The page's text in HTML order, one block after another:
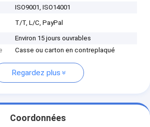
ISO9001, ISO14001
T/T, L/C, PayPal
Environ 15 jours ouvrables
Casse ou carton en contreplaqué
Regardez plus
Coordonnées